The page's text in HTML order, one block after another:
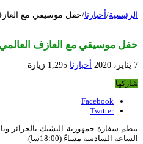
الرئيسية/ أخبارنا/حفل موسيقي مع
حفل موسيقي مع العازف
7 يناير، 2020 أخبارنا 1,295 زيارة
شاركها
Facebook
Twitter
الساعة السادسة مساءً (18:00سا).